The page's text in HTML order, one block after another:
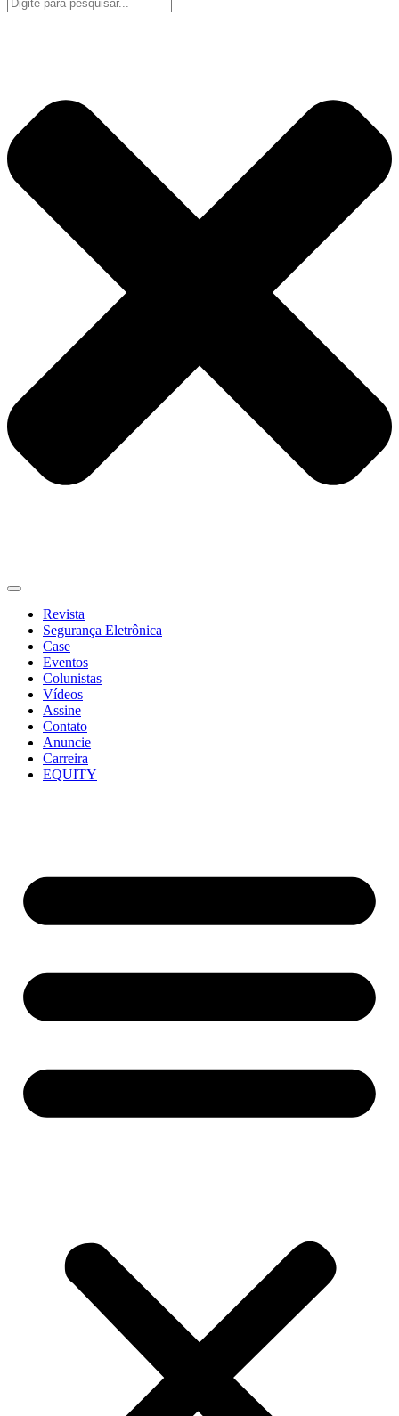
Revista
Segurança Eletrônica
Case
Eventos
Colunistas
Vídeos
Assine
Contato
Anuncie
Carreira
EQUITY